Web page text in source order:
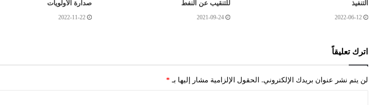
التنفيذ
2022-06-12
للتنقيب عن النفط
2021-09-24
صدارة الأولويات
2022-11-22
اترك تعليقاً
لن يتم نشر عنوان بريدك الإلكتروني. الحقول الإلزامية مشار إليها بـ *